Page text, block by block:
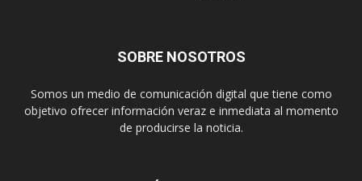
SOBRE NOSOTROS
Somos un medio de comunicación digital que tiene como
objetivo ofrecer información veraz e inmediata al momento
de producirse la noticia.